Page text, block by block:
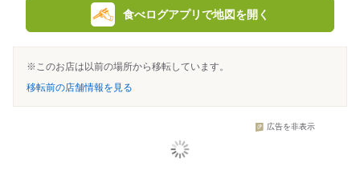
食べログアプリで地図を開く
※このお店は以前の場所から移転しています。
移転前の店舗情報を見る
広告を非表示